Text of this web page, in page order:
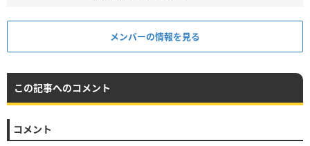
メンバーの情報を見る
この記事へのコメント
コメント